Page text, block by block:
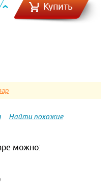
Купить
Найти похожие
можно: